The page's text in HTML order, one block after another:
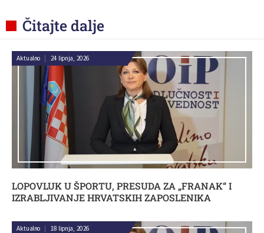
Čitajte dalje
LOPOVLUK U ŠPORTU, PRESUDA ZA „FRANAK“ I
IZRABLJIVANJE HRVATSKIH ZAPOSLENIKA
Aktualno | 24 lipnja, 2026
Aktualno | 18 lipnja, 2026